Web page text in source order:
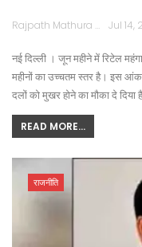
Rajpath Mathura Jul 14,
नई दिल्ली । जून महीने में रिटेल
महीनों का उच्चतम स्तर है। इस
दलों को मुखर होने का मौका दे
READ MORE...
राजनीति